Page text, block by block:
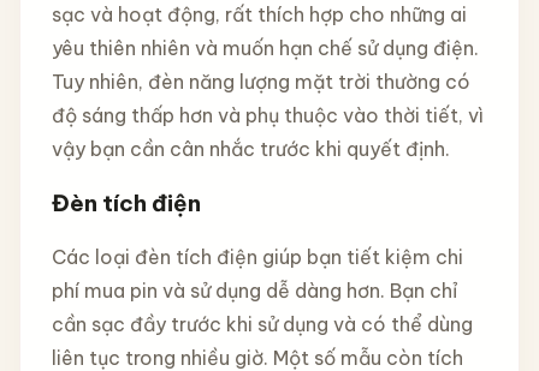
sạc và hoạt động, rất thích hợp cho những ai
yêu thiên nhiên và muốn hạn chế sử dụng điện.
Tuy nhiên, đèn năng lượng mặt trời thường có
độ sáng thấp hơn và phụ thuộc vào thời tiết, vì
vậy bạn cần cân nhắc trước khi quyết định.
Đèn tích điện
Các loại đèn tích điện giúp bạn tiết kiệm chi
phí mua pin và sử dụng dễ dàng hơn. Bạn chỉ
cần sạc đầy trước khi sử dụng và có thể dùng
liên tục trong nhiều giờ. Một số mẫu còn tích